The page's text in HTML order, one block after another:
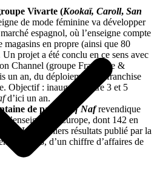
Vivarte (Kookaï, Caroll, San
de mode féminine va développer
espagnol, où l’enseigne compte
magasins en propre (ainsi que 80
projet a été conclu en ce sens avec
Channel (groupe Franchise &
un an, du déploiement en franchise
Objectif : inaugurer entre 3 et 5
d’ici un an.
de pays,
Naf Nafrevendique
l’enseigne en Europe, dont 142 en
Les derniers résultats publié par la
2008, d’un chiffre d’affaires de